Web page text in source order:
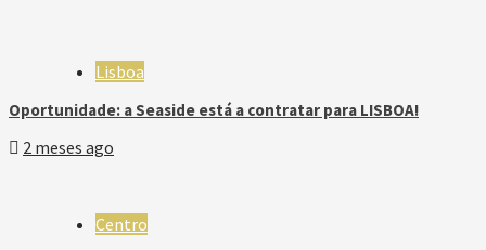
Lisboa
Oportunidade: a Seaside está a contratar para LISBOA!
2 meses ago
Centro